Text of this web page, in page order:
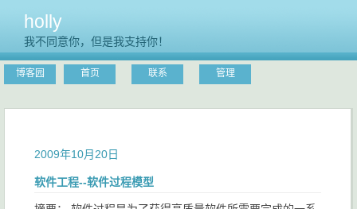
holly
我不同意你，但是我支持你！
博客园 首页 联系 管理
2009年10月20日
软件工程--软件过程模型